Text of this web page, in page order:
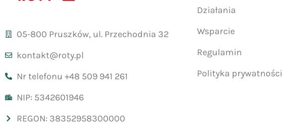
05-800 Pruszków, ul. Przechodnia 32
kontakt@roty.pl
Nr telefonu +48 509 941 261
NIP: 5342601946
REGON: 38352958300000
Działania
Wsparcie
Regulamin
Polityka prywatności